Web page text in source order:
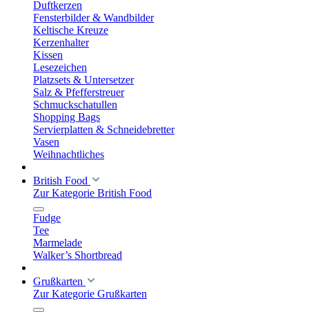
Duftkerzen
Fensterbilder & Wandbilder
Keltische Kreuze
Kerzenhalter
Kissen
Lesezeichen
Platzsets & Untersetzer
Salz & Pfefferstreuer
Schmuckschatullen
Shopping Bags
Servierplatten & Schneidebretter
Vasen
Weihnachtliches
British Food
Zur Kategorie British Food
Fudge
Tee
Marmelade
Walker’s Shortbread
Grußkarten
Zur Kategorie Grußkarten